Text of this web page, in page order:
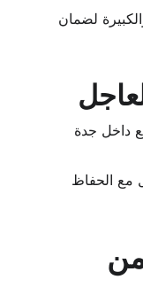
لضمان
داخل جدة
الحفاظ